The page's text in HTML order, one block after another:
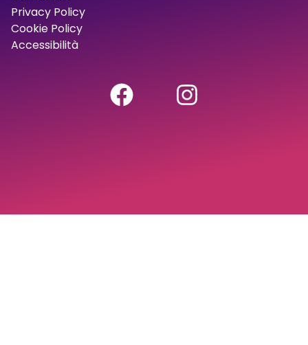
Privacy Policy
Cookie Policy
Accessibilità